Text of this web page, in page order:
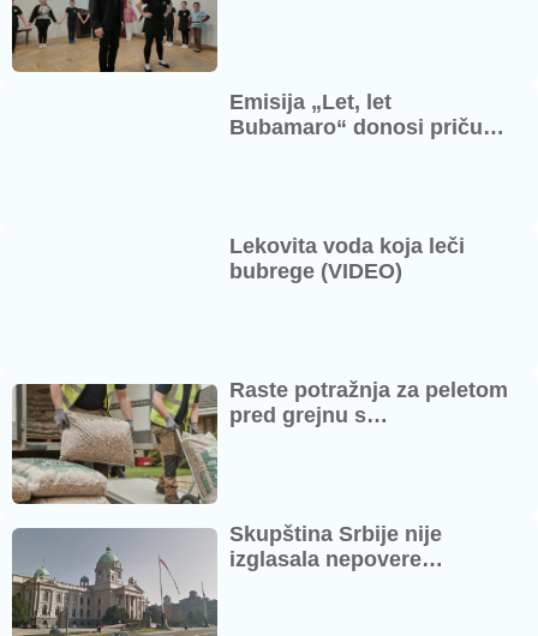
Emisija „Let, let
Bubamaro“ donosi priču…
Lekovita voda koja leči
bubrege (VIDEO)
Raste potražnja za peletom
pred grejnu s…
Skupština Srbije nije
izglasala nepovere…